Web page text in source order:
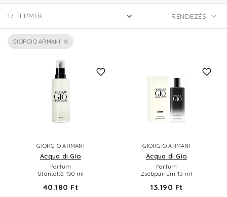
17 TERMÉK
GIORGIO ARMANI
GIORGIO ARMANI
Acqua di Gio
Parfum
Utántöltő 150 ml
40.180 Ft
GIORGIO ARMANI
Acqua di Gio
Parfum
Zsebparfüm 15 ml
13.190 Ft